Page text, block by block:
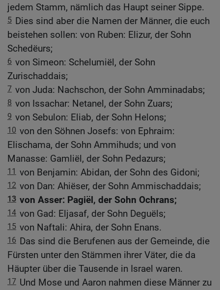
jedem Stamm, nämlich das Haupt seiner Sippe.
5 Dies sind aber die Namen der Männer, die euch
beistehen sollen: von Ruben: Elizur, der Sohn
Schedëurs;
6 von Simeon: Schelumiël, der Sohn
Zurischaddais;
7 von Juda: Nachschon, der Sohn Amminadabs;
8 von Issachar: Netanel, der Sohn Zuars;
9 von Sebulon: Eliab, der Sohn Helons;
10 von den Söhnen Josefs: von Ephraim:
Elischama, der Sohn Ammihuds; und von
Manasse: Gamliël, der Sohn Pedazurs;
11 von Benjamin: Abidan, der Sohn des Gidoni;
12 von Dan: Ahiëser, der Sohn Ammischaddais;
13 von Asser: Pagiël, der Sohn Ochrans;
14 von Gad: Eljasaf, der Sohn Deguëls;
15 von Naftali: Ahira, der Sohn Enans.
16 Das sind die Berufenen aus der Gemeinde, die
Fürsten unter den Stämmen ihrer Väter, die da
Häupter über die Tausende in Israel waren.
17 Und Mose und Aaron nahmen diese Männer zu